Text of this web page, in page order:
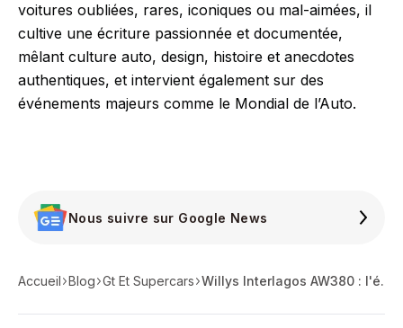
voitures oubliées, rares, iconiques ou mal-aimées, il
cultive une écriture passionnée et documentée,
mêlant culture auto, design, histoire et anecdotes
authentiques, et intervient également sur des
événements majeurs comme le Mondial de l’Auto.
Nous suivre sur Google News
Accueil Blog Gt Et Supercars Willys Interlagos AW380 : l'épine dans le pieds d'Alpine !